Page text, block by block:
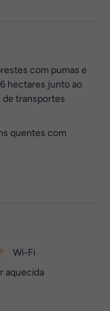
com pumas e
hectares junto ao
de transportes
quentes com
Wi-Fi
aquecida